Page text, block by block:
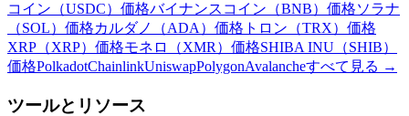
コイン（USDC）価格バイナンスコイン（BNB）価格ソラナ
（SOL）価格カルダノ（ADA）価格 トロン（TRX）価格
XRP（XRP）価格モネロ（XMR）価格SHIBA INU（SHIB）
価格PolkadotChainlinkUniswapPolygonAvalancheすべて見る →
ツールとリソース